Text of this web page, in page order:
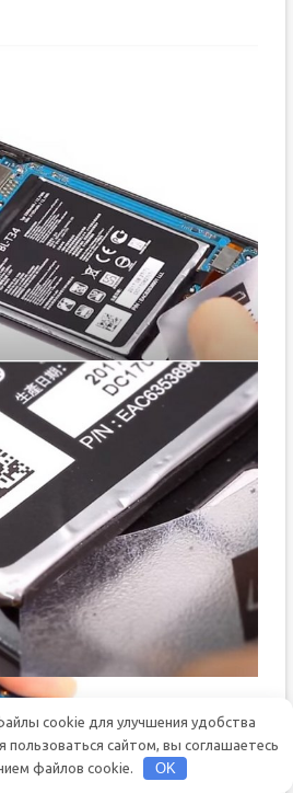
cookie для улучшения удобства
сайтом, вы соглашаетесь
файлов cookie.
OK